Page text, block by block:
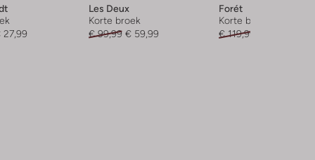
27,99
Les Deux
Korte broek
€ 99,99 € 59,99
Forét
Korte broek
€ 119,99